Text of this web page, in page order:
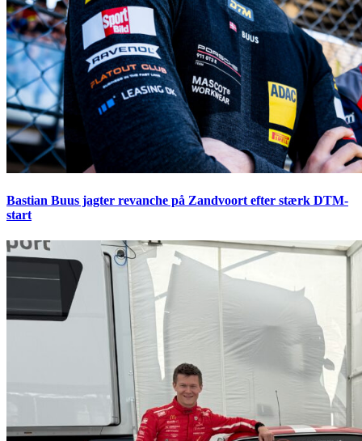
Bastian Buus jagter revanche på Zandvoort efter stærk DTM-
start